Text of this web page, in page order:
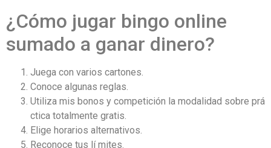
¿Cómo jugar bingo online
sumado a ganar dinero?
Juega con varios cartones.
Conoce algunas reglas.
Utiliza mis bonos y competición la modalidad sobre prá
ctica totalmente gratis.
Elige horarios alternativos.
Reconoce tus lí mites.